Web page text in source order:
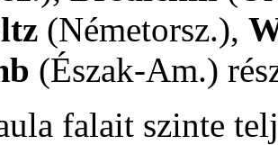
(Németorsz.),
(Észak-Am.)
falait szinte